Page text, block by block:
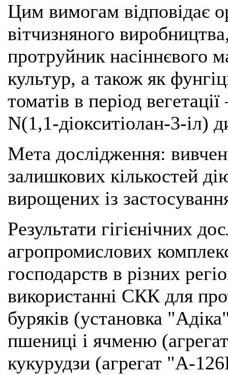
Цим вимогам відповідає
вітчизняного
протруйник насіннєвого
культур, а також як
томатів в період
N(1,1-діокситіолан-3-іл)
Мета дослідження:
залишкових кількостей
вирощених із
Результати гігієнічних
агропромислових
господарств в різних
використанні СКК для
буряків (установка
пшениці і ячменю
кукурудзи (агрегат "А-